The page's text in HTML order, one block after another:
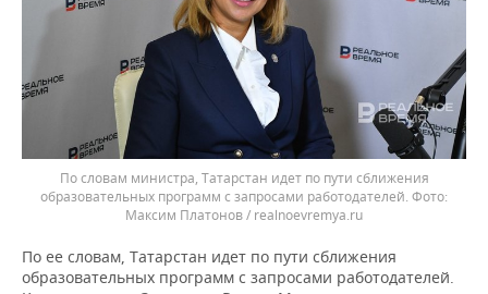
По словам министра, Татарстан идет по пути сближения
образовательных программ с запросами работодателей.
Максим Платонов / realnoevremya.ru
По ее словам, Татарстан идет по пути сближения
образовательных программ с запросами работодателей.